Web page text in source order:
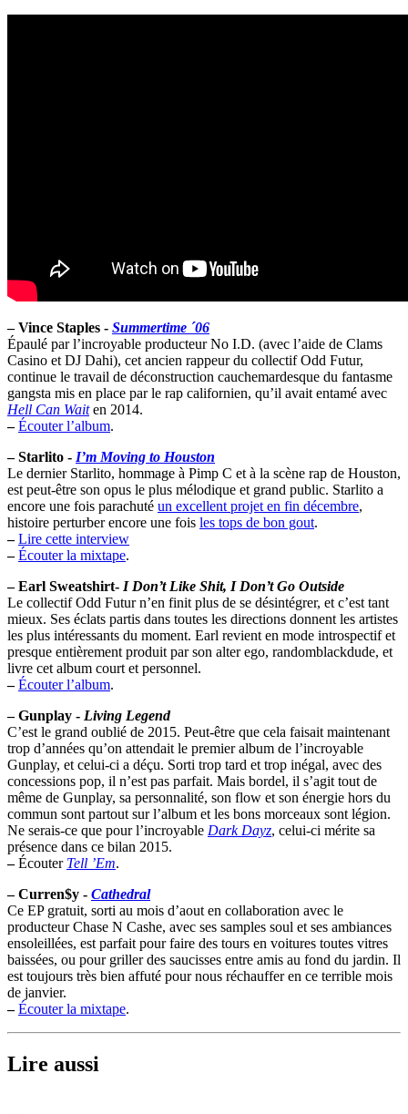
– Vince Staples - Summertime ´06
Épaulé par l’incroyable producteur No I.D. (avec l’aide de Clams
Casino et DJ Dahi), cet ancien rappeur du collectif Odd Futur,
continue le travail de déconstruction cauchemardesque du fantasme
gangsta mis en place par le rap californien, qu’il avait entamé avec
Hell Can Waiten 2014.
– Écouter l’album.
– Starlito - I’m Moving to Houston
Le dernier Starlito, hommage à Pimp C et à la scène rap de Houston,
est peut-être son opus le plus mélodique et grand public. Starlito a
encore une fois parachuté un excellent projet en fin décembre,
histoire perturber encore une fois les tops de bon gout.
– Lire cette interview
– Écouter la mixtape.
– Earl Sweatshirt- I Don’t Like Shit, I Don’t Go Outside
Le collectif Odd Futur n’en finit plus de se désintégrer, et c’est tant
mieux. Ses éclats partis dans toutes les directions donnent les artistes
les plus intéressants du moment. Earl revient en mode introspectif et
presque entièrement produit par son alter ego, randomblackdude, et
livre cet album court et personnel.
– Écouter l’album.
– Gunplay - Living Legend
C’est le grand oublié de 2015. Peut-être que cela faisait maintenant
trop d’années qu’on attendait le premier album de l’incroyable
Gunplay, et celui-ci a déçu. Sorti trop tard et trop inégal, avec des
concessions pop, il n’est pas parfait. Mais bordel, il s’agit tout de
même de Gunplay, sa personnalité, son flow et son énergie hors du
commun sont partout sur l’album et les bons morceaux sont légion.
Ne serais-ce que pour l’incroyable Dark Dayz, celui-ci mérite sa
présence dans ce bilan 2015.
–Écouter Tell ’Em.
– Curren$y - Cathedral
Ce EP gratuit, sorti au mois d’aout en collaboration avec le
producteur Chase N Cashe, avec ses samples soul et ses ambiances
ensoleillées, est parfait pour faire des tours en voitures toutes vitres
baissées, ou pour griller des saucisses entre amis au fond du jardin. Il
est toujours très bien affuté pour nous réchauffer en ce terrible mois
de janvier.
– Écouter la mixtape.
Lire aussi